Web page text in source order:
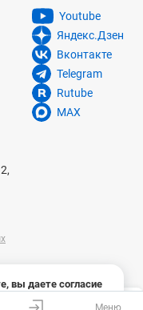
вы даете согласие
и сбор данных
Youtube
Яндекс.Дзен
Вконтакте
Telegram
Rutube
MAX
и не является
Статьи 437
Меню